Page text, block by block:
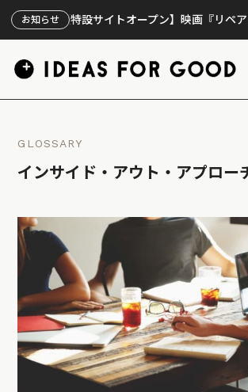
お知らせ
【特設サイトオープン】映画『リペアカフェ
GLOSSARY
インサイド・アウト・アプロー